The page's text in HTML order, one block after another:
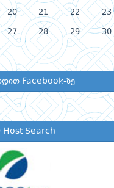
20 21 22 23
27 28 29 30
Facebook-ზე
Host Search